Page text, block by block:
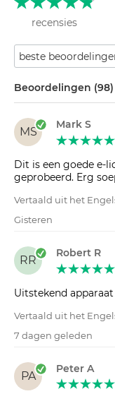
recensies
Sorteren op
Beoordelingen (98)
MS
Mark S
Dit is een goede e-
geprobeerd. Erg
Vertaald uit het
Gisteren
RR
Robert R
Uitstekend apparaat
Vertaald uit het
7 dagen geleden
PA
Peter A